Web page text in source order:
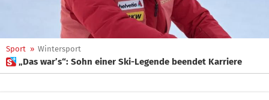
Sport » Wintersport
 „Das war’s“: Sohn einer Ski-Legende beendet Karriere